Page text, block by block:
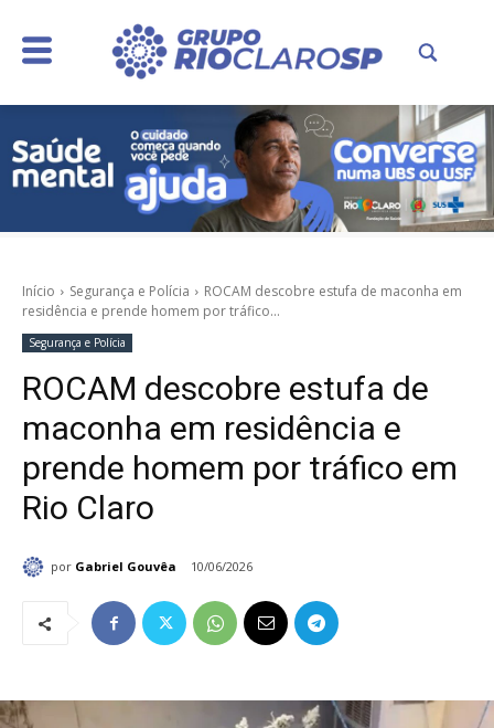
Início Segurança e Polícia
ROCAM descobre estufa de maconha em
residência e prende homem por tráfico...
Segurança e Polícia
ROCAM descobre estufa de
maconha em residência e
prende homem por tráfico em
Rio Claro
por Gabriel Gouvêa 10/06/2026